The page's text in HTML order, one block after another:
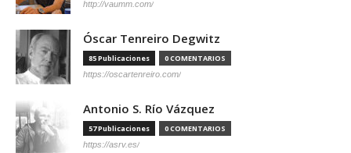
http://vaumm.com/
Óscar Tenreiro Degwitz
85 Publicaciones 0 COMENTARIOS
https://oscartenreiro.com/
Antonio S. Río Vázquez
57 Publicaciones 0 COMENTARIOS
https://asrv.es/